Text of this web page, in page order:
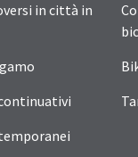
in città in